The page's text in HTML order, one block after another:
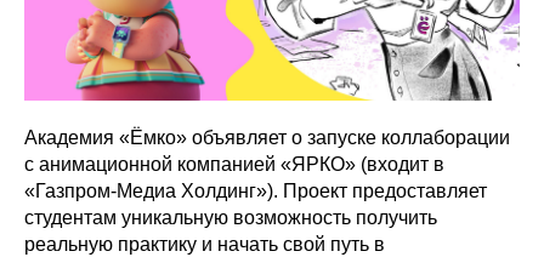
Академия «Ёмко» объявляет о запуске коллаборации
с анимационной компанией «ЯРКО» (входит в
«Газпром-Медиа Холдинг»). Проект предоставляет
студентам уникальную возможность получить
реальную практику и начать свой путь в